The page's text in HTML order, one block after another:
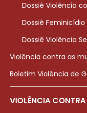
Dossiê Violência
Dossiê Feminicídio
Dossiê Violência
Violência contra as
Boletim Violência de
VIOLÊNCIA CONTRA